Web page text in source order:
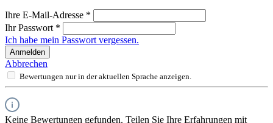
Ihre E-Mail-Adresse *
Ihr Passwort *
Ich habe mein Passwort vergessen.
Anmelden
Abbrechen
Bewertungen nur in der aktuellen Sprache anzeigen.
Keine Bewertungen gefunden. Teilen Sie Ihre Erfahrungen mit